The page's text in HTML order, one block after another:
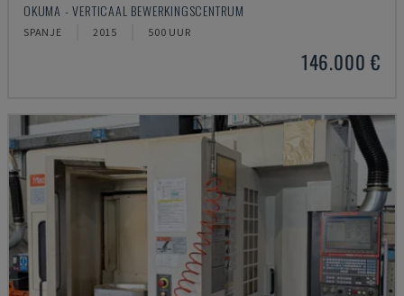
OKUMA - VERTICAAL BEWERKINGSCENTRUM
SPANJE 2015 500 UUR
146.000 €